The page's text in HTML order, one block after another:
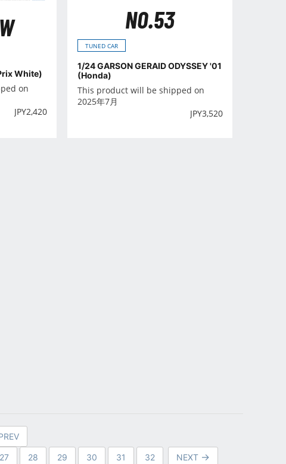
White)
on
JPY2,420
NO.53
TUNED CAR
1/24 GARSON GERAID ODYSSEY '01
(Honda)
This product will be shipped on
2025年7月
JPY3,520
27 28 29 30 31 32 NEXT